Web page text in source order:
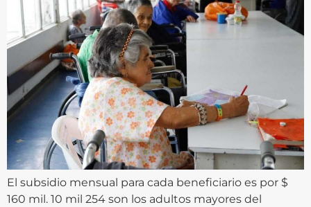
El subsidio mensual para cada beneficiario es por $
160 mil. 10 mil 254 son los adultos mayores del